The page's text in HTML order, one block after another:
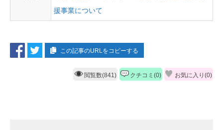
援事業について
この記事のURLをコピーする
閲覧数(841) クチコミ(0) お気に入り(0)